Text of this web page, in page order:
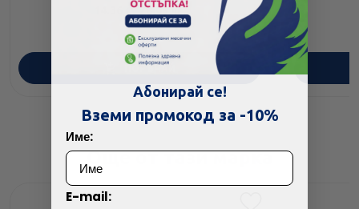
/ 28.09
ПОРЪЧАЙ
Още от тази марка
Абонирай се!
Вземи промокод за -10%
Име:
E-mail: